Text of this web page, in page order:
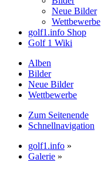
Neue Bilder
Wettbewerbe
golf1.info Shop
Golf 1 Wiki
Alben
Bilder
Neue Bilder
Wettbewerbe
Zum Seitenende
Schnellnavigation
golf1.info »
Galerie »